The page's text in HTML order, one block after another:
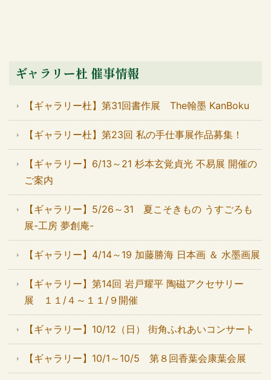
ギャラリー杜 催事情報
【ギャラリー杜】第31回書作展 The翰墨 KanBoku
【ギャラリー杜】第23回 私の手仕事展作品募集！
【ギャラリー】6/13～21 杉本玄覚貞光 不易展 開催の
ご案内
【ギャラリー】5/26～31 夏こそきもの うすごろも
展-工房 夢創庵-
【ギャラリー】4/14～19 加藤勝海 日本画 ＆ 水墨画展
【ギャラリー】第14回 岩戸耀平 陶磁アクセサリー
展 １１/４～１１/９開催
【ギャラリー】10/12（日） 街角ふれあいコンサート
【ギャラリー】10/1～10/5 第８回香葉会康葉会展